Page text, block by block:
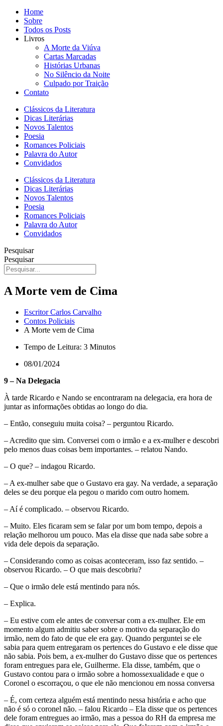
Home
Sobre
Todos os Posts
Livros
A Morte da Viúva
Cartas Marcadas
Histórias Urbanas
No Silêncio da Noite
Culpado por Traição
Contato
Clássicos da Literatura
Dicas Literárias
Novos Talentos
Poesia
Romances Policiais
Palavra do Autor
Convidados
Clássicos da Literatura
Dicas Literárias
Novos Talentos
Poesia
Romances Policiais
Palavra do Autor
Convidados
Pesquisar
Pesquisar
A Morte vem de Cima
Escritor Carlos Carvalho
Contos Policiais
A Morte vem de Cima
Tempo de Leitura: 3 Minutos
08/01/2024
9 – Na Delegacia
À tarde Ricardo e Nando se encontraram na delegacia, era hora de
juntar as informações obtidas ao longo do dia.
– Então, conseguiu muita coisa? – perguntou Ricardo.
– Acredito que sim. Conversei com o irmão e a ex-mulher e descobri
pelo menos duas coisas bem importantes. – relatou Nando.
– O que? – indagou Ricardo.
– A ex-mulher sabe que o Gustavo era gay. Na verdade, a separação
deles se deu porque ela pegou o marido com outro homem.
– Aí é complicado. – observou Ricardo.
– Muito. Eles ficaram sem se falar por um bom tempo, depois a
relação melhorou um pouco. Mas ela disse que nada sabe sobre a
vida dele depois da separação.
– Considerando como as coisas aconteceram, isso faz sentido. –
observou Ricardo. – O que mais descobriu?
– Que o irmão dele está mentindo para nós.
– Explica.
– Eu estive com ele antes de conversar com a ex-mulher. Ele em
momento algum admitiu saber sobre o motivo da separação do
irmão, nem do fato de que ele era gay. Quando perguntei se ele
sabia para quem entregaram os pertences do Gustavo e ele disse que
não sabia. Pois bem, a ex-mulher do Gustavo disse que os pertences
foram entregues para ele, Guilherme. Ela disse, também, que o
Gustavo contou para o irmão sobre a homossexualidade e que o
Coronel o escorraçou, o que ele não mencionou em nossa conversa
– É, com certeza alguém está mentindo nessa história e acho que
não é só o coronel não. – falou Ricardo – Ela disse que os pertences
dele foram entregues ao irmão, mas a pessoa do RH da empresa me